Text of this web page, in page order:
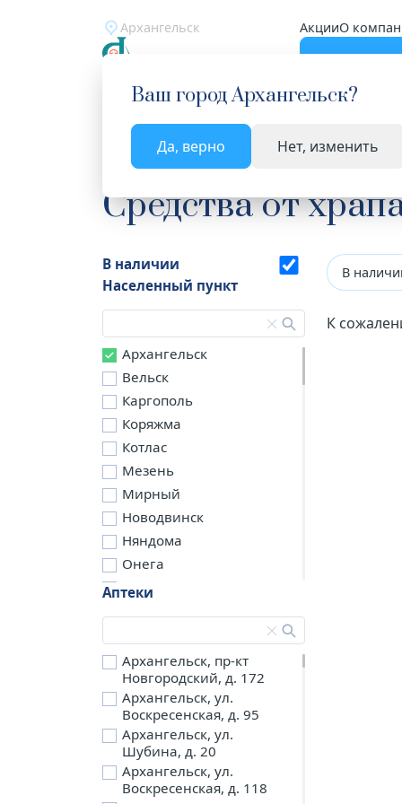
Архангельск АкцииО
Ваш городАрхангельск?
Да, верно Нет, изменить
Главная Каталог Лекарства и БАД
Средства от
В наличии
Населенный пункт
Архангельск
Вельск
Каргополь
Коряжма
Котлас
Мезень
Мирный
Новодвинск
Няндома
Онега
Северодвинск
д. Бережная
д. Петариха
д. Согра
п. Березник
п. Боброво
п. Вычегодский
п. Двинской,
Аптеки
Архангельск, пр-кт
Новгородский, д. 172
Архангельск, ул.
Воскресенская, д. 95
Архангельск, ул.
Шубина, д. 20
Архангельск, ул.
Воскресенская, д. 118
В
К